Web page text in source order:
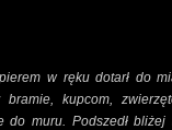
w ręku dotarł do
kupcom,
do muru. Podszedł